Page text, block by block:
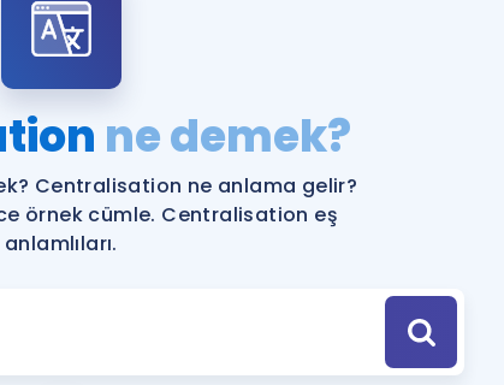
YDS ve YÖKDİL Puan Hesaplama Aracı
YDS ve YÖKDİL'e Hazırlananlar için
Eğitim ve Kitaplara Özel Fırsatlar
Remzi Hoca ile seni
ne demek?
Centralisation ne anlama gelir?
örnek cümle. Centralisation eş
anlamlıları.